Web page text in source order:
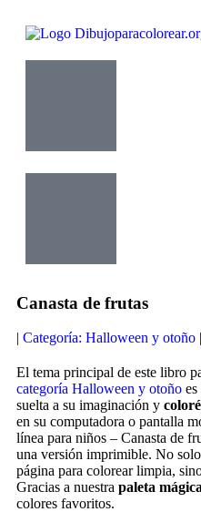
Canasta de frutas
| Categoría: Halloween y otoño |
El tema principal de este libro
categoría Halloween y otoño es
suelta a su imaginación y
en su computadora o pantalla
línea para niños – Canasta de
una versión imprimible. No
página para colorear limpia,
Gracias a nuestra paleta mágica
colores favoritos.